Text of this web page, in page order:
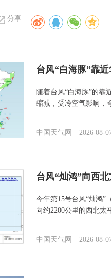
分享
台风“白海豚”靠
随着台风“白海豚”的靠
缩减，受冷空气影响，
中国天气网 2026-08-
台风“灿鸿”向西
今年第15号台风“灿鸿”
向约2200公里的西北太
中国天气网 2026-08-